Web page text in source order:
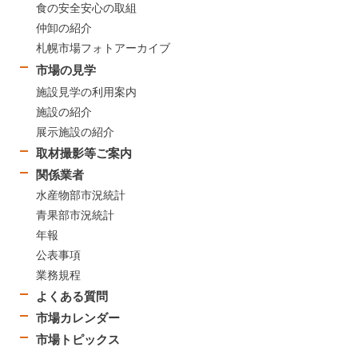
食の安全安心の取組
仲卸の紹介
札幌市場フォトアーカイブ
市場の見学
施設見学の利用案内
施設の紹介
展示施設の紹介
取材撮影等ご案内
関係業者
水産物部市況統計
青果部市況統計
年報
公表事項
業務規程
よくある質問
市場カレンダー
市場トピックス